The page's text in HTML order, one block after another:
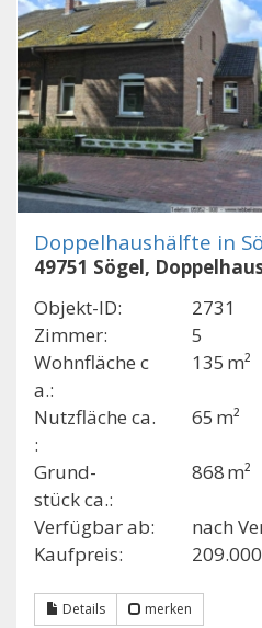
Doppelhaushälfte in
49751 Sögel,
Objekt-ID:
2731
Zimmer:
5
Wohnfläche c
a.:
135 m²
Nutzfläche ca.
:
65 m²
Grund­
stück ca.:
868 m²
Verfügbar ab:
nach
Kaufpreis:
Details merken